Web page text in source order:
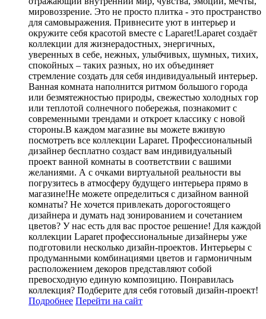
мировоззрение. Это не просто плитка - это пространство
для самовыражения. Привнесите уют в интерьер и
окружите себя красотой вместе с Laparet!Laparet создаёт
коллекции для жизнерадостных, энергичных,
уверенных в себе, нежных, улыбчивых, шумных, тихих,
спокойных – таких разных, но их объединяет
стремление создать для себя индивидуальный интерьер.
Ванная комната наполнится ритмом большого города
или безмятежностью природы, свежестью холодных гор
или теплотой солнечного побережья, познакомит с
современными трендами и откроет классику с новой
стороны.В каждом магазине вы можете вживую
посмотреть все коллекции Laparet. Профессиональный
дизайнер бесплатно создаст вам индивидуальный
проект ванной комнаты в соответствии с вашими
желаниями. А с очками виртуальной реальности вы
погрузитесь в атмосферу будущего интерьера прямо в
магазине!Не можете определиться с дизайном ванной
комнаты? Не хочется привлекать дорогостоящего
дизайнера и думать над зонированием и сочетанием
цветов? У нас есть для вас простое решение! Для каждой
коллекции Laparet профессиональные дизайнеры уже
подготовили несколько дизайн-проектов. Интерьеры с
продуманными комбинациями цветов и гармоничным
расположением декоров представляют собой
превосходную единую композицию. Понравилась
коллекция? Подберите для себя готовый дизайн-проект!
Подробнее Перейти на сайт